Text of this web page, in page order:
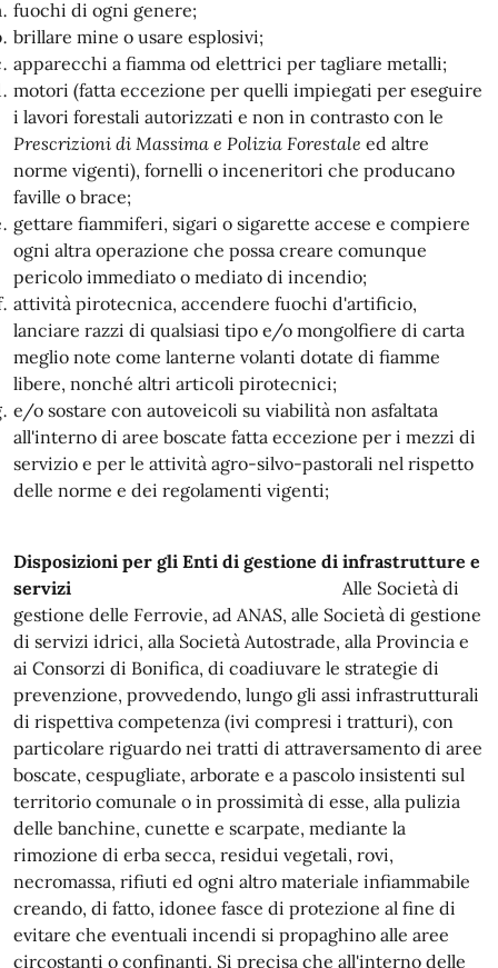
fuochi di ogni genere;
brillare mine o usare esplosivi;
apparecchi a fiamma od elettrici per tagliare metalli;
motori (fatta eccezione per quelli impiegati per eseguire
i lavori forestali autorizzati e non in contrasto con le
Prescrizioni di Massima e Polizia Forestale ed altre
norme vigenti), fornelli o inceneritori che producano
faville o brace;
gettare fiammiferi, sigari o sigarette accese e compiere
ogni altra operazione che possa creare comunque
pericolo immediato o mediato di incendio;
attività pirotecnica, accendere fuochi d'artificio,
lanciare razzi di qualsiasi tipo e/o mongolfiere di carta
meglio note come lanterne volanti dotate di fiamme
libere, nonché altri articoli pirotecnici;
e/o sostare con autoveicoli su viabilità non asfaltata
all'interno di aree boscate fatta eccezione per i mezzi di
servizio e per le attività agro-silvo-pastorali nel rispetto
delle norme e dei regolamenti vigenti;
Disposizioni per gli Enti di gestione di infrastrutture e
servizi
Alle Società di
gestione delle Ferrovie, ad ANAS, alle Società di gestione
di servizi idrici, alla Società Autostrade, alla Provincia e
ai Consorzi di Bonifica, di coadiuvare le strategie di
prevenzione, provvedendo, lungo gli assi infrastrutturali
di rispettiva competenza (ivi compresi i tratturi), con
particolare riguardo nei tratti di attraversamento di aree
boscate, cespugliate, arborate e a pascolo insistenti sul
territorio comunale o in prossimità di esse, alla pulizia
delle banchine, cunette e scarpate, mediante la
rimozione di erba secca, residui vegetali, rovi,
necromassa, rifiuti ed ogni altro materiale infiammabile
creando, di fatto, idonee fasce di protezione al fine di
evitare che eventuali incendi si propaghino alle aree
circostanti o confinanti. Si precisa che all'interno delle